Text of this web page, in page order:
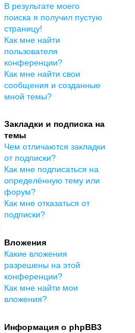
В результате моего
поиска я получил пустую
страницу!
Как мне найти
пользователя
конференции?
Как мне найти свои
сообщения и созданные
мной темы?
Закладки и подписка на
темы
Чем отличаются закладки
от подписки?
Как мне подписаться на
определённую тему или
форум?
Как мне отказаться от
подписки?
Вложения
Какие вложения
разрешены на этой
конференции?
Как мне найти мои
вложения?
Информация о phpBB3